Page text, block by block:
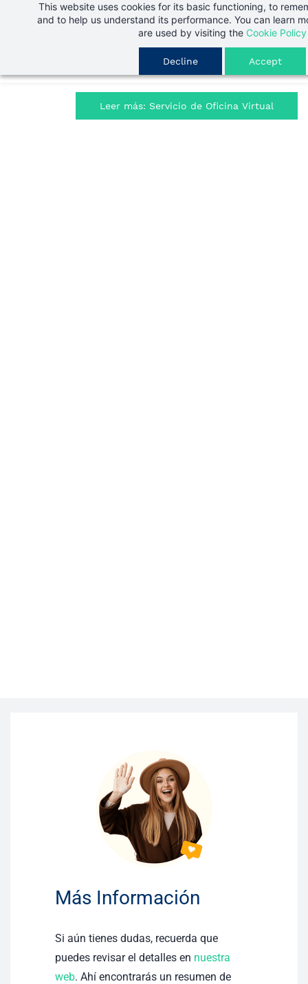
This website uses cookies for its basic functioning, to
and to help us understand its performance. You can learn
are used by visiting the Cookie Policy
Decline Accept
Leer más: Servicio de Oficina Virtual
Más Información
Si aún tienes dudas, recuerda que
puedes revisar el detalles en nuestra
web. Ahí encontrarás un resumen de